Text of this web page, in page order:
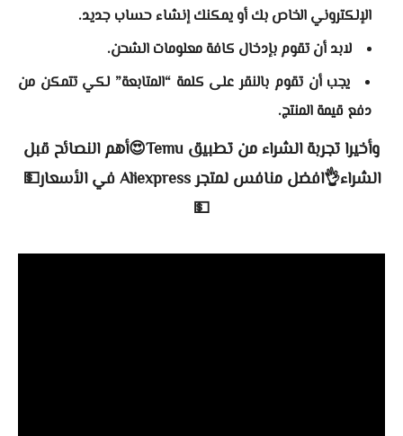
الإلكتروني الخاص بك أو يمكنك إنشاء حساب جديد.
لابد أن تقوم بإدخال كافة معلومات الشحن.
يجب أن تقوم بالنقر على كلمة “المتابعة” لكي تتمكن من
دفع قيمة المنتج.
وأخيرا تجربة الشراء من تطبيق Temu😍أهم النصائح قبل
الشراء👌افضل منافس لمتجر Aliexpress في الأسعار💵
💵